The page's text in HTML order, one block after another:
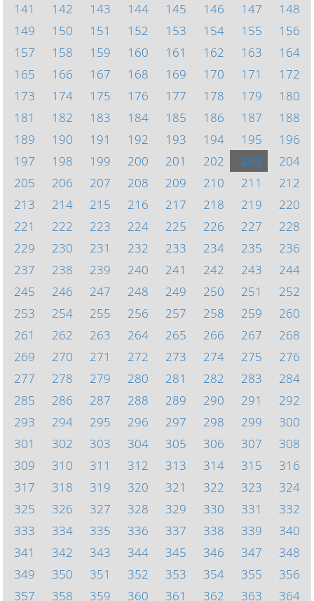
141
142 143 144 145 146 147
148
149
150 151 152 153 154 155
156
157
158 159 160 161 162 163
164
165
166 167 168 169 170 171
172
173
174 175 176 177 178 179
180
181
182 183 184 185 186 187
188
189
190 191 192 193 194 195
196
197
198 199 200 201 202 203
204
205
206 207 208 209 210 211
212
213
214 215 216 217 218 219
220
221
222 223 224 225 226 227
228
229
230 231 232 233 234 235
236
237
238 239 240 241 242 243
244
245
246 247 248 249 250 251
252
253
254 255 256 257 258 259
260
261
262 263 264 265 266 267
268
269
270 271 272 273 274 275
276
277
278 279 280 281 282 283
284
285
286 287 288 289 290 291
292
293
294 295 296 297 298 299
300
301
302 303 304 305 306 307
308
309
310 311 312 313 314 315
316
317
318 319 320 321 322 323
324
325
326 327 328 329 330 331
332
333
334 335 336 337 338 339
340
341
342 343 344 345 346 347
348
349
350 351 352 353 354 355
356
357
358 359 360 361 362 363 364